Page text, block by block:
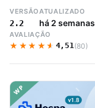
VERSÃO
2.2
ATUALIZADO
há 2 semanas
AVALIAÇÃO
★★★★★
★★★★★ 4,51(80)